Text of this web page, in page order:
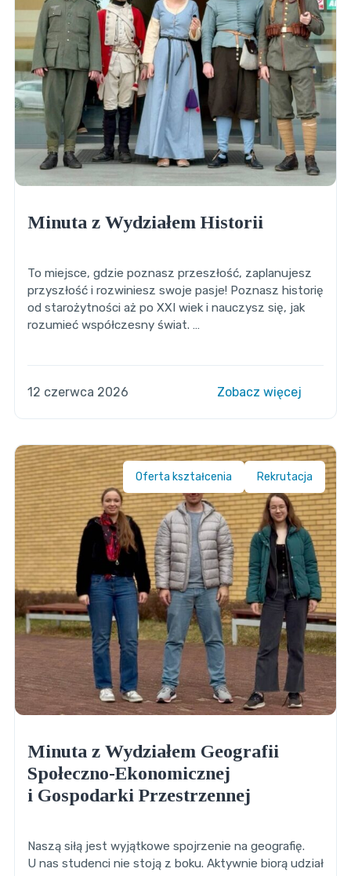
Minuta z Wydziałem Historii
To miejsce, gdzie poznasz przeszłość, zaplanujesz
przyszłość i rozwiniesz swoje pasje! Poznasz historię
od starożytności aż po XXI wiek i nauczysz się, jak
rozumieć współczesny świat. …
12 czerwca 2026 Zobacz więcej
Oferta kształcenia Rekrutacja
Minuta z Wydziałem Geografii
Społeczno-Ekonomicznej
i Gospodarki Przestrzennej
Naszą siłą jest wyjątkowe spojrzenie na geografię.
U nas studenci nie stoją z boku. Aktywnie biorą udział